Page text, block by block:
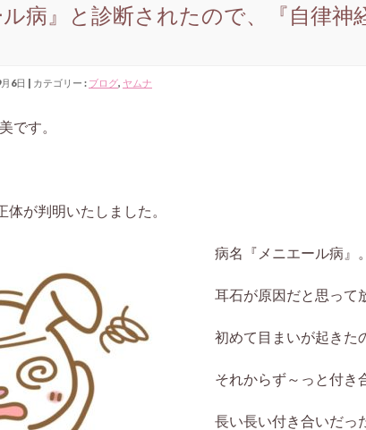
病』と診断されたので、『自律神
6日 カテゴリー : ブログ, ヤムナ
です。
が判明いたしました。
病名『メニエール病』。
耳石が原因だと思って
初めて目まいが起きた
それからず～っと付き
長い長い付き合いだっ